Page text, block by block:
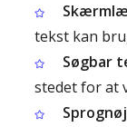
tekst kan
Søgbar
stedet for at